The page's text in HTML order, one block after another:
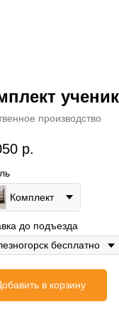
производство
р.
Комплект
до подъезда
в корзину